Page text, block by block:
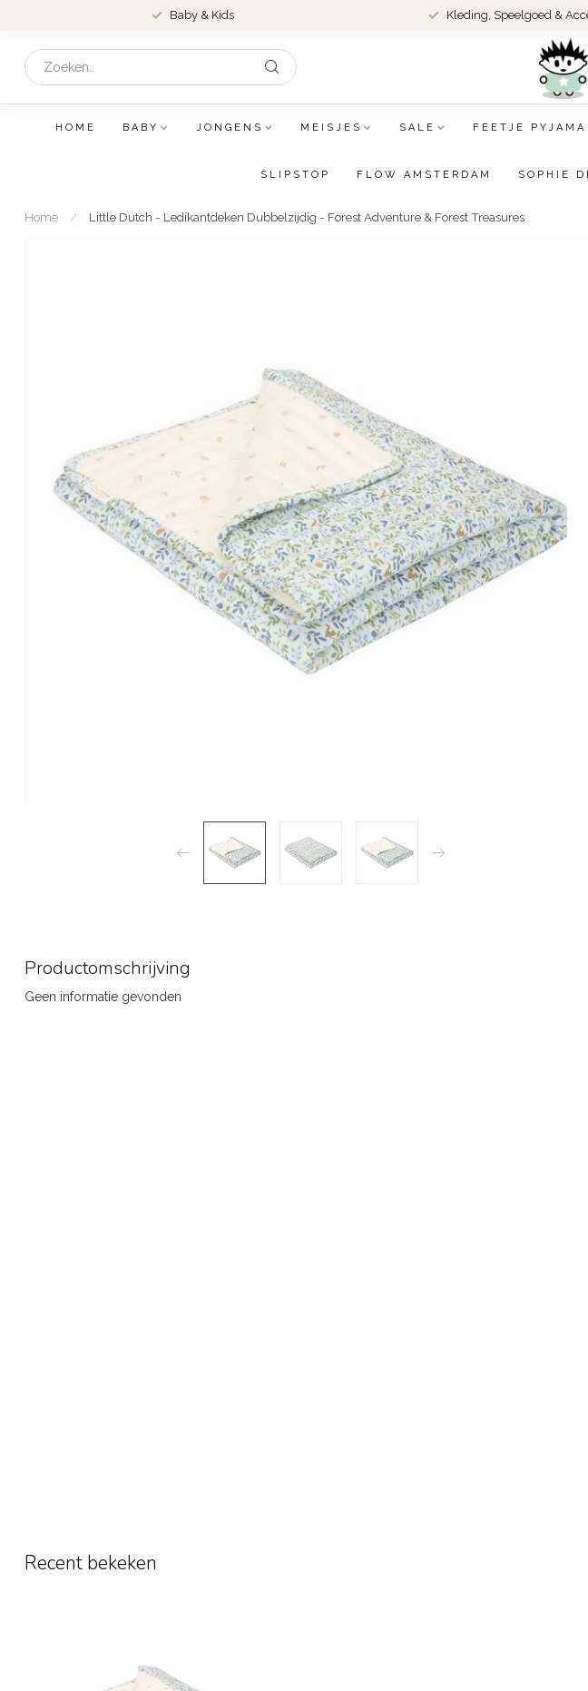
Baby & Kids Kleding, Speelgoed &
HOME BABY JONGENS MEISJES SALE FEETJE PYJAMA
SLIPSTOP FLOW AMSTERDAM SOPHIE
Home / Little Dutch - Ledikantdeken Dubbelzijdig - Forest Adventure & Forest Treasures
Productomschrijving
Geen informatie gevonden
Recent bekeken